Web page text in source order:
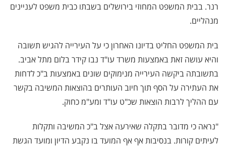
רנר. בבית המשפט המחוזי בירושלים בשבתו כבית משפט לעניינים
מנהליים.
בית המשפט החליט בדיונו האחרון כי על העירייה להגיש תשובה
והיא עושה זאת באמצעות משרד עו"ד נבו קידר בלום מתל אביב.
בתשובתה ביקשה העירייה מנימוקים שונים באמצעות ב"כ לדחות
את העתירה על הסף תוך חיוב העותרים בהוצאות המשיבה בקשר
עם ההליך לרבות הוצאות שכ"ט עו"ד ומע"מ כחוק.
"נראה כי מדובר בתקלה שאירעה אצל ב"כ המשיבה ותקלות
לעיתים קורות. בנסיבות אף אף המועד בו נקבע הדיון ומועד הגשת